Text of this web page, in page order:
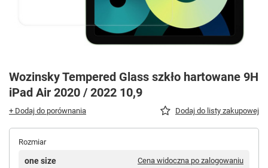
Wozinsky Tempered Glass szkło hartowane 9H
iPad Air 2020 / 2022 10,9
+ Dodaj do porównania Dodaj do listy zakupowej
Rozmiar
one size Cena widoczna po zalogowaniu